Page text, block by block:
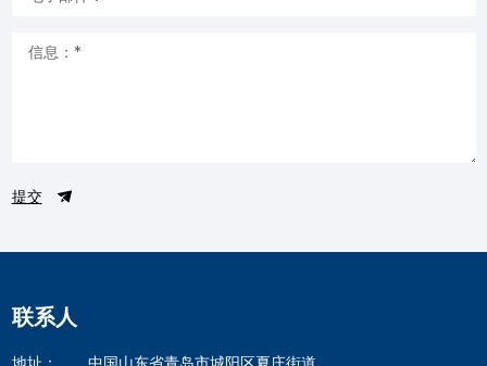
提交
联系人